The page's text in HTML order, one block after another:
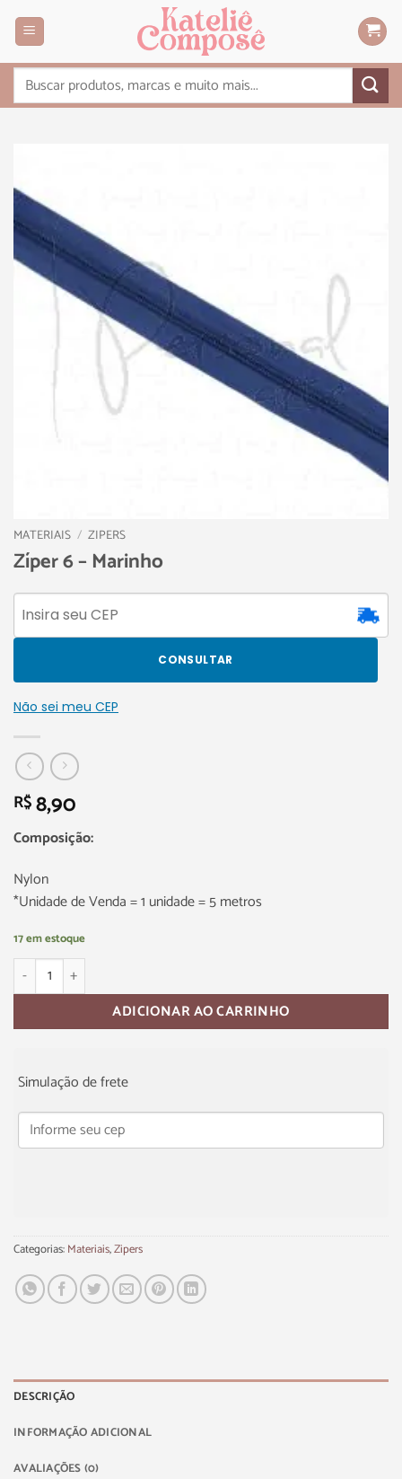
MATERIAIS / ZIPERS
Zíper 6 – Marinho
CONSULTAR
Não sei meu CEP
R$8,90
Composição:
Nylon
*Unidade de Venda = 1 unidade = 5 metros
17 em estoque
ADICIONAR AO CARRINHO
Simulação de frete
Categorias:Materiais,Zipers
DESCRIÇÃO
INFORMAÇÃO ADICIONAL
AVALIAÇÕES (0)